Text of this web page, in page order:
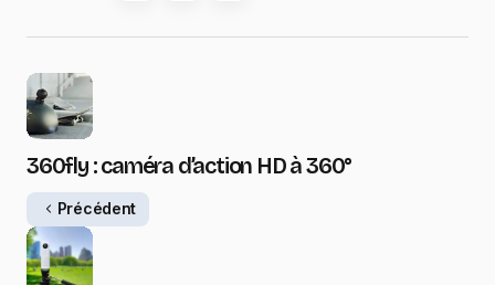
360fly : caméra d’action HD à 360°
Précédent